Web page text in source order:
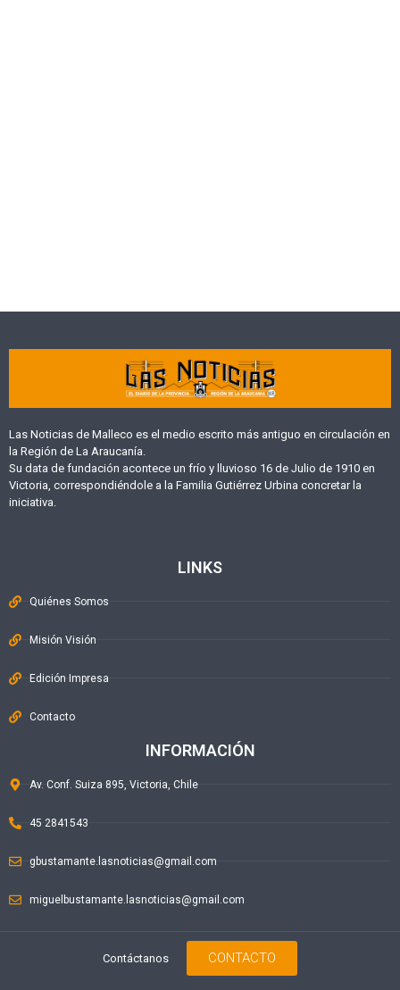
Las Noticias de Malleco es el medio escrito más antiguo en circulación en
la Región de La Araucanía.
Su data de fundación acontece un frío y lluvioso 16 de Julio de 1910 en
Victoria, correspondiéndole a la Familia Gutiérrez Urbina concretar la
iniciativa.
LINKS
Quiénes Somos
Misión Visión
Edición Impresa
Contacto
INFORMACIÓN
Av. Conf. Suiza 895, Victoria, Chile
45 2841543
gbustamante.lasnoticias@gmail.com
miguelbustamante.lasnoticias@gmail.com
Contáctanos CONTACTO